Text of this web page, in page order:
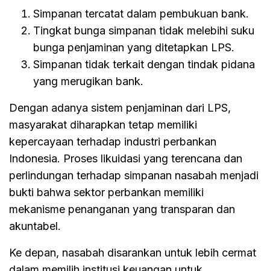
Simpanan tercatat dalam pembukuan bank.
Tingkat bunga simpanan tidak melebihi suku
bunga penjaminan yang ditetapkan LPS.
Simpanan tidak terkait dengan tindak pidana
yang merugikan bank.
Dengan adanya sistem penjaminan dari LPS,
masyarakat diharapkan tetap memiliki
kepercayaan terhadap industri perbankan
Indonesia. Proses likuidasi yang terencana dan
perlindungan terhadap simpanan nasabah menjadi
bukti bahwa sektor perbankan memiliki
mekanisme penanganan yang transparan dan
akuntabel.
Ke depan, nasabah disarankan untuk lebih cermat